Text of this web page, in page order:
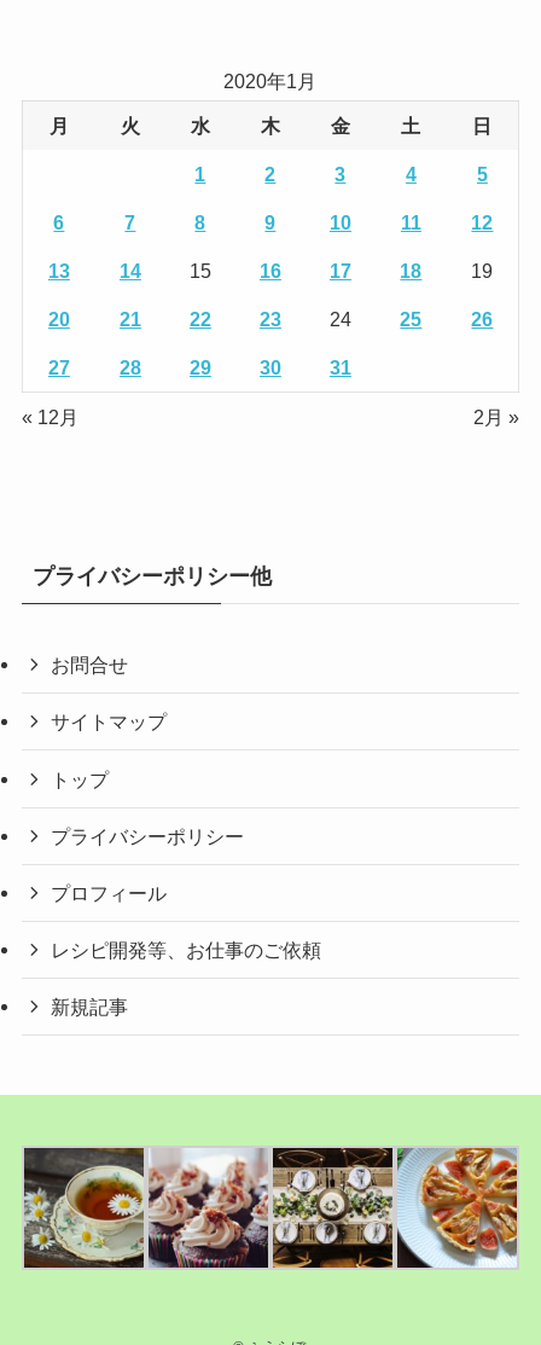
2020年1月
月 火 水 木 金 土 日
1 2 3 4 5
6 7 8 9 10 11 12
13 14 15 16 17 18 19
20 21 22 23 24 25 26
27 28 29 30 31
« 12月 2月 »
プライバシーポリシー他
お問合せ
サイトマップ
トップ
プライバシーポリシー
プロフィール
レシピ開発等、お仕事のご依頼
新規記事